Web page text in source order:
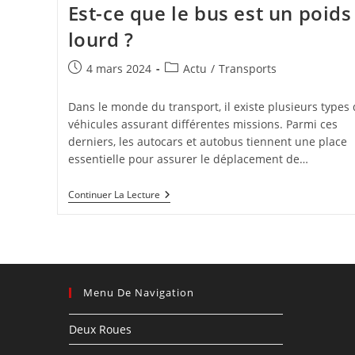
Est-ce que le bus est un poids
lourd ?
Publication
4 mars 2024
PostActu / Transports
Dans le monde du transport, il existe plusieurs types
véhicules assurant différentes missions. Parmi ces
derniers, les autocars et autobus tiennent une place
essentielle pour assurer le déplacement de…
Continuer La LectureEst-
Ce
Lourd
Menu De Navigation
Deux Roues